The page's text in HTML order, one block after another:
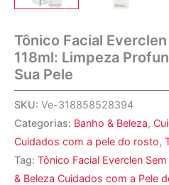
Tônico Facial
118ml: Limpeza
Sua Pele
SKU: Ve-318858528394
Categorias: Banho & Beleza,
Cuidados com a pele do rosto,
Tag: Tônico Facial Everclen
& Beleza Cuidados com a Pele